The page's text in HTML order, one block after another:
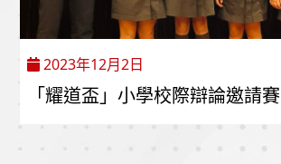
2023年12月2日
「耀道盃」小學校際辯論邀請賽